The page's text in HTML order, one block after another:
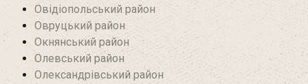
Овідіопольський район‎
Овруцький район‎
Окнянський район
Олевський район‎
Олександрівський район